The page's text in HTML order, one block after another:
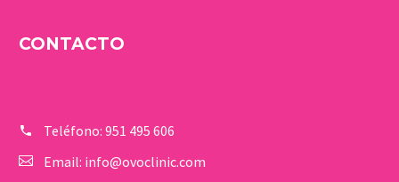
CONTACTO
Teléfono: 951 495 606
Email: info@ovoclinic.com